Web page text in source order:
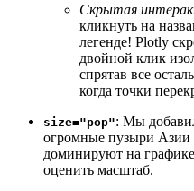
Скрытая
кликнуть на
легенде! Plotly
двойной клик
спрятав все
когда точки
size="pop": Мы
огромные пузыри Азии
доминируют на
оценить масштаб.